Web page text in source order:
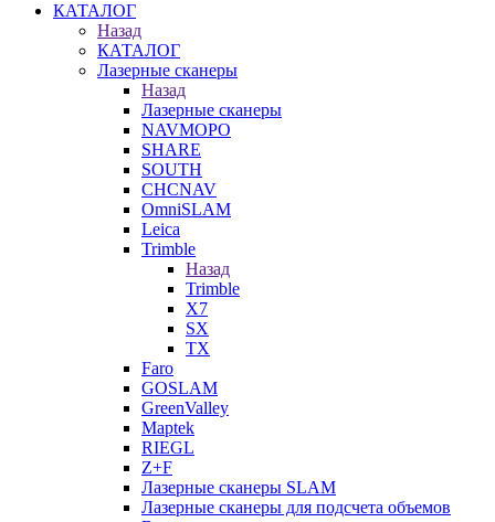
КАТАЛОГ
Назад
КАТАЛОГ
Лазерные сканеры
Назад
Лазерные сканеры
NAVMOPO
SHARE
SOUTH
CHCNAV
OmniSLAM
Leica
Trimble
Назад
Trimble
X7
SX
TX
Faro
GOSLAM
GreenValley
Maptek
RIEGL
Z+F
Лазерные сканеры SLAM
Лазерные сканеры для подсчета объемов